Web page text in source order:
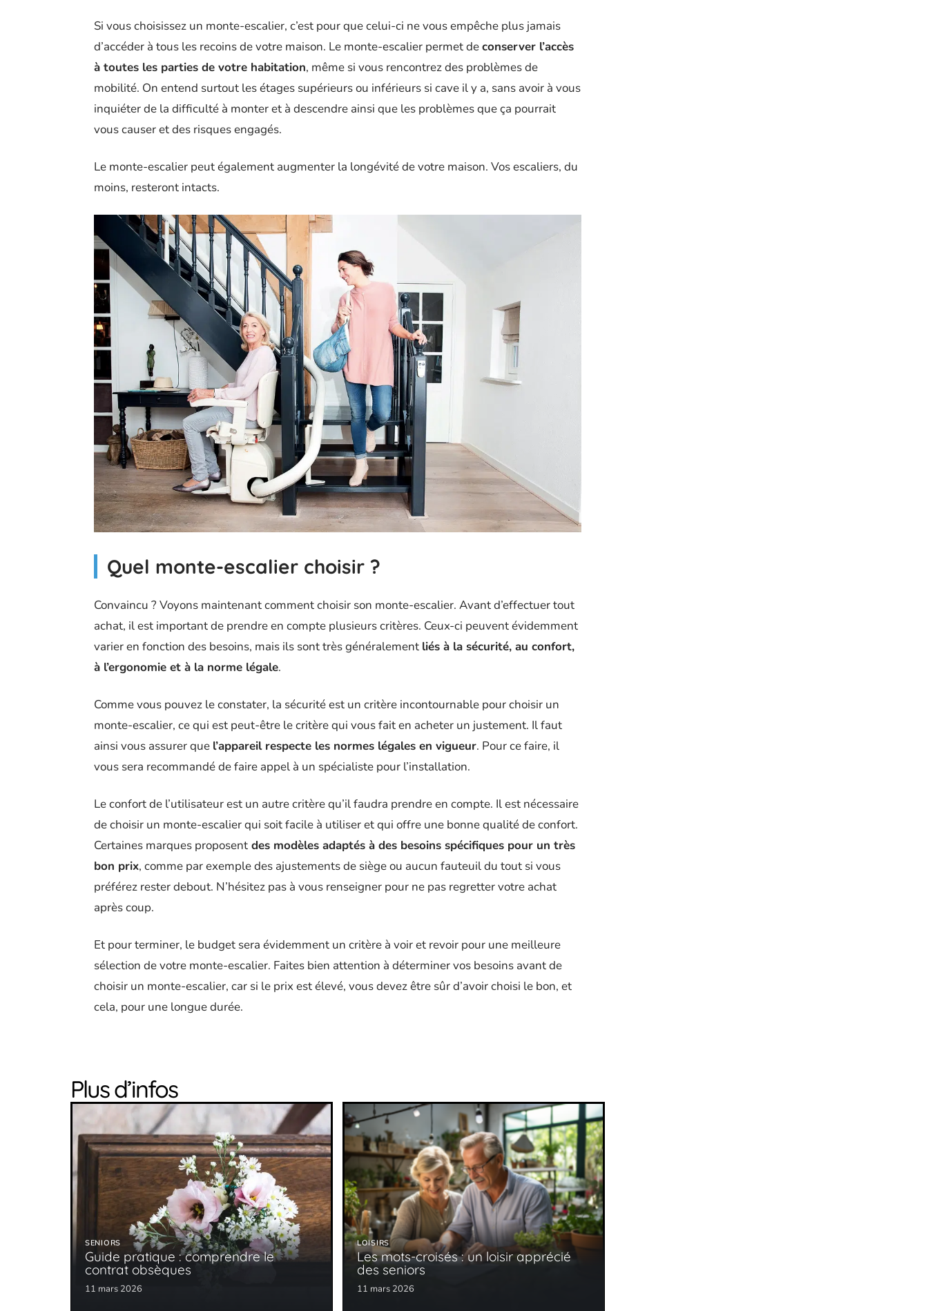
Si vous choisissez un monte-escalier, c’est pour que celui-ci ne vous empêche plus jamais
d’accéder à tous les recoins de votre maison. Le monte-escalier permet deconserver l’accès
à toutes les parties de votre habitation, même si vous rencontrez des problèmes de
mobilité. On entend surtout les étages supérieurs ou inférieurs si cave il y a, sans avoir à vous
inquiéter de la difficulté à monter et à descendre ainsi que les problèmes que ça pourrait
vous causer et des risques engagés.
Le monte-escalier peut également augmenter la longévité de votre maison. Vos escaliers, du
moins, resteront intacts.
Quel monte-escalier choisir ?
Convaincu ? Voyons maintenant comment choisir son monte-escalier. Avant d’effectuer tout
achat, il est important de prendre en compte plusieurs critères. Ceux-ci peuvent évidemment
varier en fonction des besoins, mais ils sont très généralement liés à la sécurité, au confort,
à l’ergonomie et à la norme légale.
Comme vous pouvez le constater, la sécurité est un critère incontournable pour choisir un
monte-escalier, ce qui est peut-être le critère qui vous fait en acheter un justement. Il faut
ainsi vous assurer que l’appareil respecte les normes légales en vigueur. Pour ce faire, il
vous sera recommandé de faire appel à un spécialiste pour l’installation.
Le confort de l’utilisateur est un autre critère qu’il faudra prendre en compte. Il est nécessaire
de choisir un monte-escalier qui soit facile à utiliser et qui offre une bonne qualité de confort.
Certaines marques proposent des modèles adaptés à des besoins spécifiques pour un très
bon prix, comme par exemple des ajustements de siège ou aucun fauteuil du tout si vous
préférez rester debout. N’hésitez pas à vous renseigner pour ne pas regretter votre achat
après coup.
Et pour terminer, le budget sera évidemment un critère à voir et revoir pour une meilleure
sélection de votre monte-escalier. Faites bien attention à déterminer vos besoins avant de
choisir un monte-escalier, car si le prix est élevé, vous devez être sûr d’avoir choisi le bon, et
cela, pour une longue durée.
Plus d’infos
SENIORS
Guide pratique : comprendre le
contrat obsèques
11 mars 2026
LOISIRS
Les mots-croisés : un loisir apprécié
des seniors
11 mars 2026